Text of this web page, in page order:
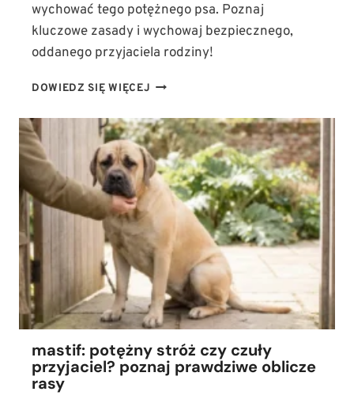
wychować tego potężnego psa. Poznaj
kluczowe zasady i wychowaj bezpiecznego,
oddanego przyjaciela rodziny!
DOWIEDZ SIĘ WIĘCEJ AMSTAFF
RODZINIE:
JAK
MĄDRZE
WYCHOWAĆ
TEGO
POTĘŻNEGO
PSA?
mastif: potężny stróż czy czuły
przyjaciel? poznaj prawdziwe oblicze
rasy